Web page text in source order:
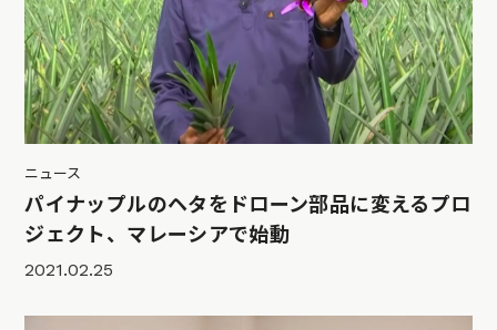
ニュース
パイナップルのヘタをドローン部品に変えるプロ
ジェクト、マレーシアで始動
2021.02.25